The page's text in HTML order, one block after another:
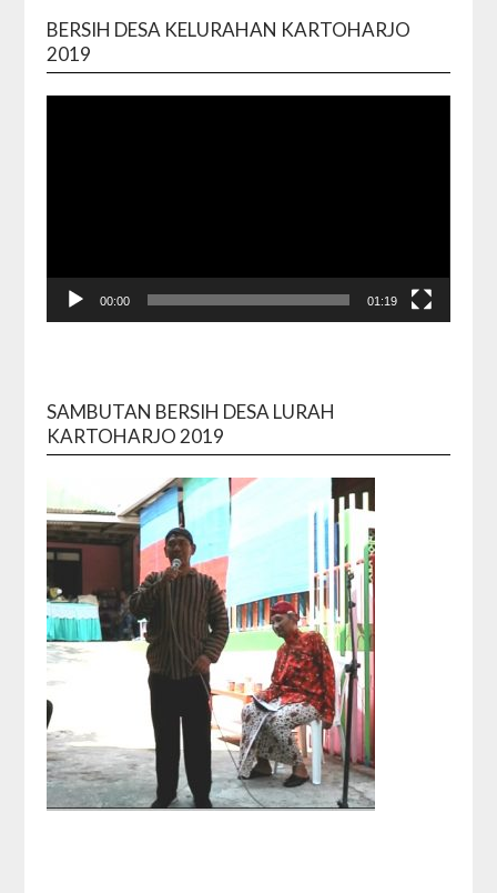
BERSIH DESA KELURAHAN KARTOHARJO
2019
00:00 01:19
SAMBUTAN BERSIH DESA LURAH
KARTOHARJO 2019